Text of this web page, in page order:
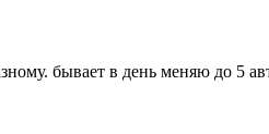
бывает в день меняю до 5